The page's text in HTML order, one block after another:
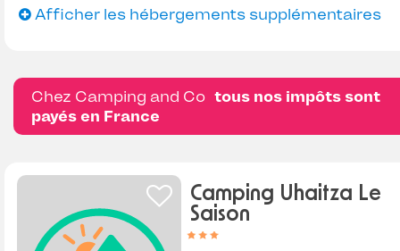
Afficher les hébergements supplémentaires
Chez Camping and Co tous nos impôts sont
payés en France
Camping Uhaitza Le
Saison